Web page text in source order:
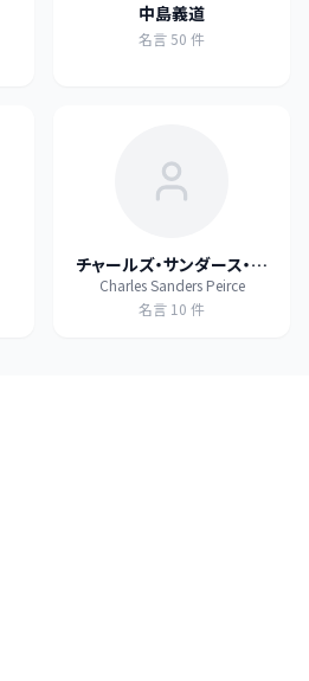
中島義道
名言 50 件
チャールズ・サンダース・パ
ース
Charles Sanders Peirce
名言 10 件